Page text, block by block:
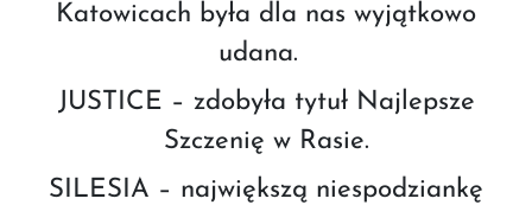
Katowicach była dla nas wyjątkowo
udana.
JUSTICE – zdobyła tytuł Najlepsze
Szczenię w Rasie.
SILESIA – największą niespodziankę